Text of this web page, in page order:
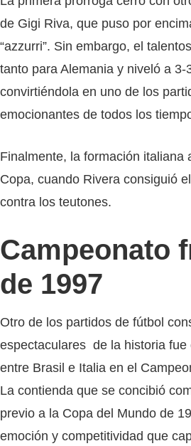
de Gigi Riva, que puso por
“azzurri”. Sin embargo, el
tanto para Alemania y niveló a 3-
convirtiéndola en uno de los
emocionantes de todos los
Finalmente, la formación italiana
Copa, cuando Rivera consiguió
contra los teutones.
Campeonato
de 1997
Otro de los partidos de fútbol
espectaculares de la historia fue
entre Brasil e Italia en el
La contienda que se concibió
previo a la Copa del Mundo de
emoción y competitividad que